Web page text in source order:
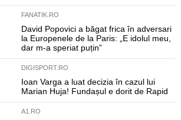
FANATIK.RO
David Popovici a băgat frica în adversari
la Europenele de la Paris: „E idolul meu,
dar m-a speriat puțin”
DIGISPORT.RO
Ioan Varga a luat decizia în cazul lui
Marian Huja! Fundașul e dorit de Rapid
A1.RO